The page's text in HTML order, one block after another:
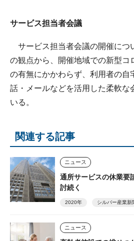
サービス担当者会議
サービス担当者会議の開催につ
の観点から、開催地域での新型コ
の有無にかかわらず、利用者の自
話・メールなどを活用した柔軟な
いる。
関連する記事
ニュース
通所サービスの休業
討続く
2020年 シルバー産業新
ニュース